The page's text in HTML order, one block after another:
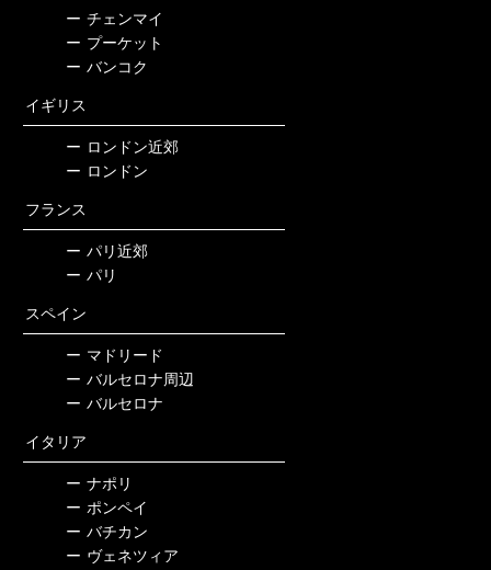
ー チェンマイ
ー プーケット
ー バンコク
イギリス
ー ロンドン近郊
ー ロンドン
フランス
ー パリ近郊
ー パリ
スペイン
ー マドリード
ー バルセロナ周辺
ー バルセロナ
イタリア
ー ナポリ
ー ポンペイ
ー バチカン
ー ヴェネツィア